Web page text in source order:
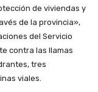
de viviendas y
de la provincia»,
del Servicio
contra las llamas
tres
viales.